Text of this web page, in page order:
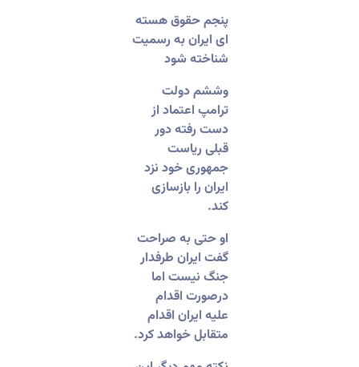
پنجم حقوق هسته
ای ایران به رسمیت
شناخته شود
‏وششم دولت
ترامپ اعتماد از
دست رفته دور
قبلی ریاست
جمهوری خود نزد
ایران را بازسازی
کند.
او حتی به صراحت
گفت ایران طرفدار
جنگ نیست اما
درصورت اقدام
علیه ایران اقدام
متقابل خواهد کرد.